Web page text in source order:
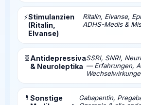
⚡Stimulanzien
(Ritalin,
Elvanse)
Ritalin, Elvanse,
ADHS-Medis &
🧬 Antidepressiva
& Neuroleptika
SSRI, SNRI,
— Erfahrungen,
💊 Sonstige
Gabapentin,